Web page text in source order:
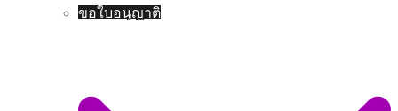
ขอใบอนุญาติ